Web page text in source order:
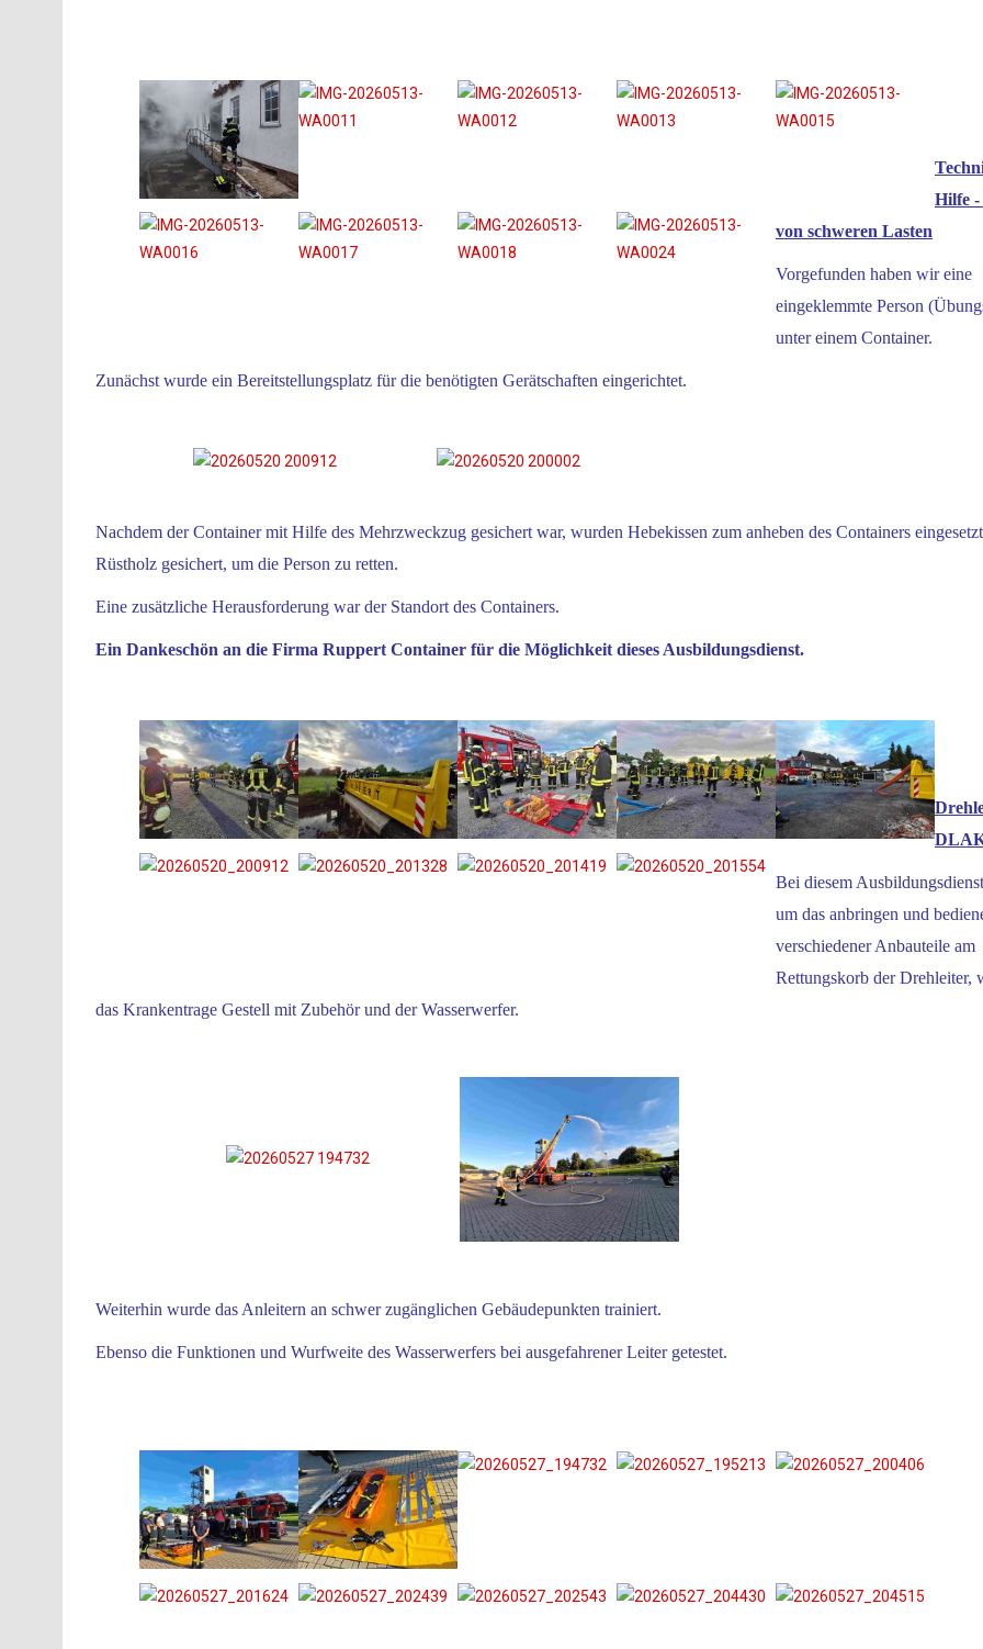
Hilfe -
von schweren Lasten
Vorgefunden haben wir eine
eingeklemmte Person
unter einem Container.
Zunächst wurde ein Bereitstellungsplatz für die benötigten Gerätschaften eingerichtet.
Nachdem der Container mit Hilfe des Mehrzweckzug gesichert war, wurden Hebekissen zum anheben des Containers
Rüstholz gesichert, um die Person zu retten.
Eine zusätzliche Herausforderung war der Standort des Containers.
Ein Dankeschön an die Firma Ruppert Container für die Möglichkeit dieses Ausbildungsdienst.
Bei diesem
um das anbringen und
verschiedener Anbauteile am
Rettungskorb der Drehleiter,
das Krankentrage Gestell mit Zubehör und der Wasserwerfer.
Weiterhin wurde das Anleitern an schwer zugänglichen Gebäudepunkten trainiert.
Ebenso die Funktionen und Wurfweite des Wasserwerfers bei ausgefahrener Leiter getestet.